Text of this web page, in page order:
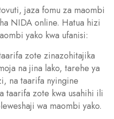
jaza fomu za maombi
NIDA online. Hatua hizi
yako kwa ufanisi:
zote zinazohitajika
na jina lako, tarehe ya
na taarifa nyingine
taarifa zote kwa usahihi ili
wa maombi yako.